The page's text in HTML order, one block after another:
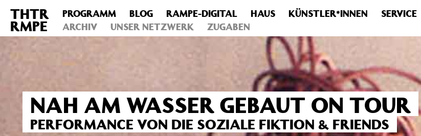
Deprecated : Die Funktion post_permalink ist seit Version 4.4.0 veraltet! Verwende stattdessen get_permalink(). in
includes/functions.phpon line6031
THTR
RMPE
PROGRAMM BLOG RAMPE-DIGITAL HAUS KÜNSTLER*INNEN
SERVICE
ARCHIV
UNSER NETZWERK ZUGABEN
NAH AM WASSER GEBAUT ON TOUR
PERFORMANCE VON DIE SOZIALE FIKTION & FRIENDS